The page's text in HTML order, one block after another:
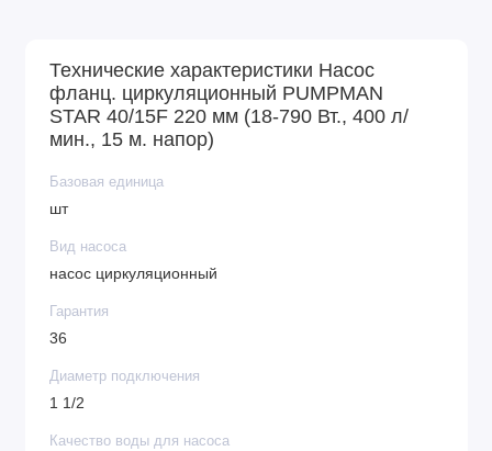
Технические характеристики Насос
фланц. циркуляционный PUMPMAN
STAR 40/15F 220 мм (18-790 Вт., 400 л/
мин., 15 м. напор)
Базовая единица
шт
Вид насоса
насос циркуляционный
Гарантия
36
Диаметр подключения
1 1/2
Качество воды для насоса